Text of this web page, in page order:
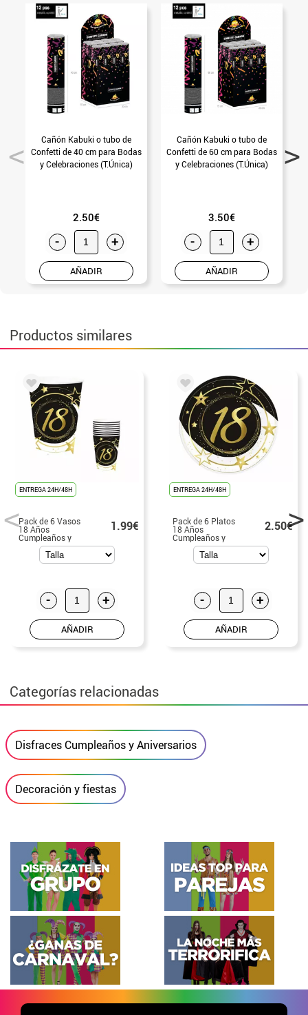
Cañón Kabuki o tubo de
Confetti de 40 cm para Bodas
y Celebraciones (T.Única)
2.50€
- +
AÑADIR
Cañón Kabuki o tubo de
Confetti de 60 cm para Bodas
y Celebraciones (T.Única)
3.50€
- +
AÑADIR
Productos similares
ENTREGA 24H/48H
Pack de 6 Vasos
18 Años
Cumpleaños y
Aniversarios de
240 ml (90 cm)
1.99€
- +
AÑADIR
ENTREGA 24H/48H
Pack de 6 Platos
18 Años
Cumpleaños y
Aniversarios de
2.50€
- +
AÑADIR
Categorías relacionadas
Disfraces Cumpleaños y Aniversarios
Decoración y fiestas